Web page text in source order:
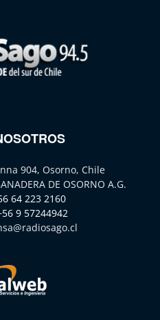
904, Osorno, Chile
DE OSORNO A.G.
64 223 2160
9 57244942